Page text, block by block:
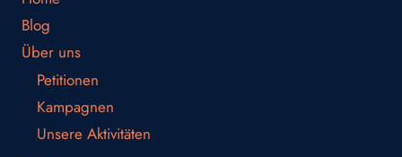
Blog
Über uns
Petitionen
Kampagnen
Unsere Aktivitäten